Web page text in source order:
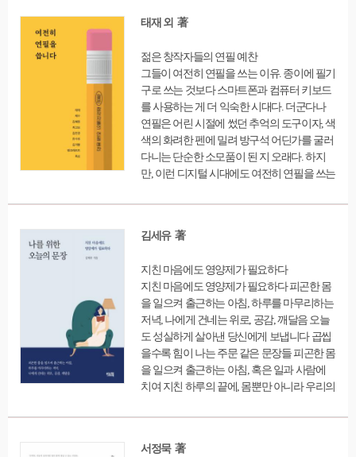
태재 외 著
젊은 창작자들의 연필 예찬
그들이 여전히 연필을 쓰는 이유. 종이에 필기
구로 쓰는 것보다 스마트폰과 컴퓨터 키보드
를 사용하는 게 더 익숙한 시대다. 더군다나
연필은 어린 시절에 썼던 추억의 도구이자, 색
색의 화려한 펜에 밀려 방구석 어딘가를 굴러
다니는 단순한 소모품이 된 지 오래다. 하지
만, 이런 디지털 시대에도 여전히 연필을 쓰는
공간디렉터, 북에디터, 에세이스트, 작곡가,
다른 9명의 젊은 창작자들에게 연필은 어떤
김세유 著
지친 마음에도 영양제가 필요하다
지친 마음에도 영양제가 필요하다 피곤한 몸
을 일으켜 출근하는 아침, 하루를 마무리하는
저녁, 나에게 건네는 위로, 공감, 깨달음 오늘
도 성실하게 살아낸 당신에게 보냅니다 곱씹
을수록 힘이 나는 주문 같은 문장들 피곤한 몸
을 일으켜 출근하는 아침, 혹은 일과 사람에
치여 지친 하루의 끝에, 몸뿐만 아니라 우리의
한 구절, 한 문장에서 하루를 버티고 내일을
오늘의 문장》에는 일에 치이고 사람에 치여
서정묵 著